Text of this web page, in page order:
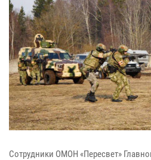
Сотрудники ОМОН «Пересвет»